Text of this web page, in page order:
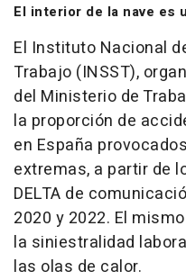
El interior de la nave es
El Instituto Nacional
Trabajo (INSST),
del Ministerio de
la proporción de
en España
extremas, a partir de
DELTA de
2020 y 2022. El
la siniestralidad
las olas de calor.